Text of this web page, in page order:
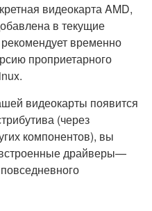
видеокарта AMD,
в текущие
временно
проприетарного
видеокарты появится
(через
компонентов), вы
драйверы—